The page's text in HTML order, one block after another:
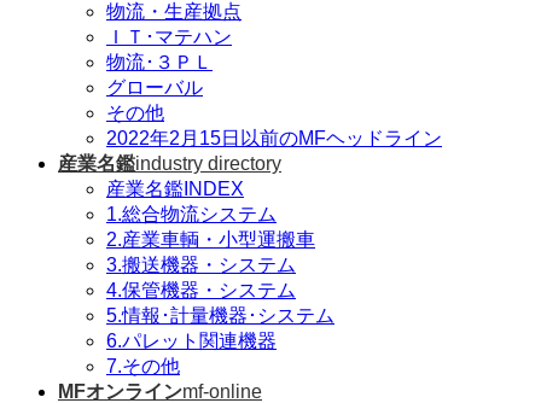
物流・生産拠点
ＩＴ･マテハン
物流･３ＰＬ
グローバル
その他
2022年2月15日以前のMFヘッドライン
産業名鑑industry directory
産業名鑑INDEX
1.総合物流システム
2.産業車輌・小型運搬車
3.搬送機器・システム
4.保管機器・システム
5.情報･計量機器･システム
6.パレット関連機器
7.その他
MFオンラインmf-online